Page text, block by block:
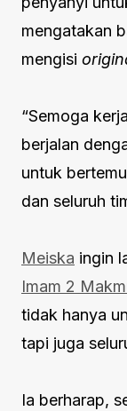
mengatakan
mengisi
“Semoga
berjalan
untuk
dan seluruh
Meiska ingin
Imam 2
tidak hanya
tapi juga
Ia berharap,